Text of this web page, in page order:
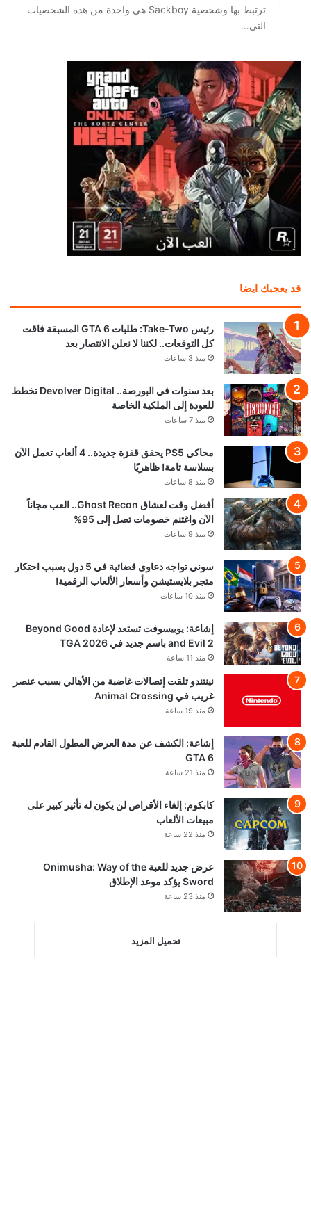
ترتبط بها وشخصية Sackboy هي واحدة من هذه الشخصيات
التي…
قد يعجبك ايضا
رئيس Take-Two: طلبات GTA 6 المسبقة فاقت
كل التوقعات.. لكننا لا نعلن الانتصار بعد
منذ 3 ساعات
بعد سنوات في البورصة.. Devolver Digital تخطط
للعودة إلى الملكية الخاصة
منذ 7 ساعات
محاكي PS5 يحقق قفزة جديدة.. 4 ألعاب تعمل الآن
بسلاسة تامة! ظاهريًا
منذ 8 ساعات
أفضل وقت لعشاق Ghost Recon.. العب مجاناً
الآن واغتنم خصومات تصل إلى 95%
منذ 9 ساعات
سوني تواجه دعاوى قضائية في 5 دول بسبب احتكار
متجر بلايستيشن وأسعار الألعاب الرقمية!
منذ 10 ساعات
إشاعة: يوبيسوفت تستعد لإعادة Beyond Good
and Evil 2 باسم جديد في TGA 2026
منذ 11 ساعة
نينتندو تلقت إتصالات غاضبة من الأهالي بسبب عنصر
غريب في Animal Crossing
منذ 19 ساعة
إشاعة: الكشف عن مدة العرض المطول القادم للعبة
GTA 6
منذ 21 ساعة
كابكوم: إلغاء الأقراص لن يكون له تأثير كبير على
مبيعات الألعاب
منذ 22 ساعة
عرض جديد للعبة Onimusha: Way of the
Sword يؤكد موعد الإطلاق
منذ 23 ساعة
تحميل المزيد